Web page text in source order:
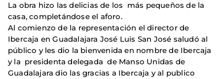
La obra hizo las delicias de los más pequeños de la
casa, completándose el aforo.
Al comienzo de la representación el director de
Ibercaja en Guadalajara José Luis San José saludó al
público y les dio la bienvenida en nombre de Ibercaja
y la presidenta delegada de Manso Unidas de
Guadalajara dio las gracias a Ibercaja y al publico